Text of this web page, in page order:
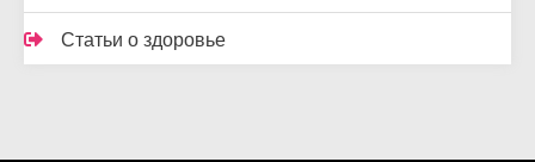
Статьи о здоровье